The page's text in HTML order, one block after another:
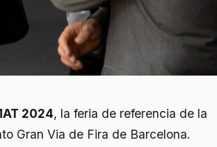
2024, la feria de referencia de la
Gran Via de Fira de Barcelona.